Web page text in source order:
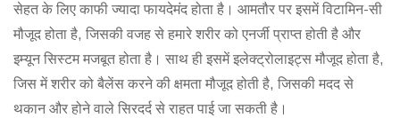
सेहत के लिए काफी ज्यादा फायदेमंद होता है। आमतौर पर इसमें विटामिन-सी
मौजूद होता है, जिसकी वजह से हमारे शरीर को एनर्जी प्राप्त होती है और
इम्यून सिस्टम मजबूत होता है। साथ ही इसमें इलेक्ट्रोलाइट्स मौजूद होता है,
जिस में शरीर को बैलेंस करने की क्षमता मौजूद होती है, जिसकी मदद से
थकान और होने वाले सिरदर्द से राहत पाई जा सकती है।